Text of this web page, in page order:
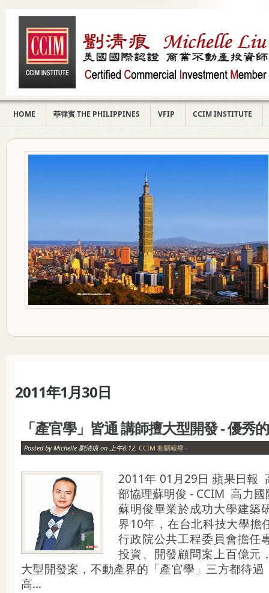
HOME 菲律賓 THE PHILIPPINES VFIP CCIM INSTITUTE
2011年1月30日
「產官學」皆通 講師擅大型開發 - 優秀
Posted by Michelle 劉清痕 on 上午8:12. CCIM 相關報導 -
2011年 01月29日 蘋果日報
部協理蘇明俊 - CCIM 高力
蘇明俊畢業於成功大學建築
界10年，在台北科技大學擔
行政院公共工程委員會擔任
投資、開發顧問案上百億元
大型開發案，不動產界的「產官學」三方都待
高...